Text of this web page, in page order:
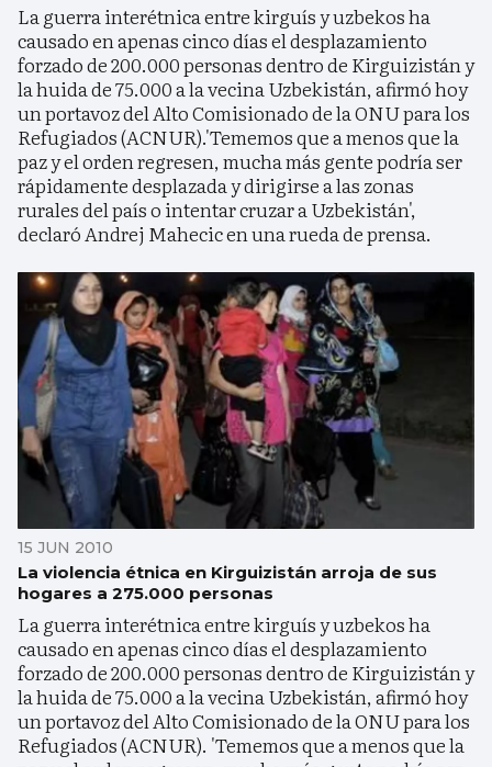
La guerra interétnica entre kirguís y uzbekos ha
causado en apenas cinco días el desplazamiento
forzado de 200.000 personas dentro de Kirguizistán y
la huida de 75.000 a la vecina Uzbekistán, afirmó hoy
un portavoz del Alto Comisionado de la ONU para los
Refugiados (ACNUR).'Tememos que a menos que la
paz y el orden regresen, mucha más gente podría ser
rápidamente desplazada y dirigirse a las zonas
rurales del país o intentar cruzar a Uzbekistán',
declaró Andrej Mahecic en una rueda de prensa.
15 JUN 2010
La violencia étnica en Kirguizistán arroja de sus
hogares a 275.000 personas
La guerra interétnica entre kirguís y uzbekos ha
causado en apenas cinco días el desplazamiento
forzado de 200.000 personas dentro de Kirguizistán y
la huida de 75.000 a la vecina Uzbekistán, afirmó hoy
un portavoz del Alto Comisionado de la ONU para los
Refugiados (ACNUR). 'Tememos que a menos que la